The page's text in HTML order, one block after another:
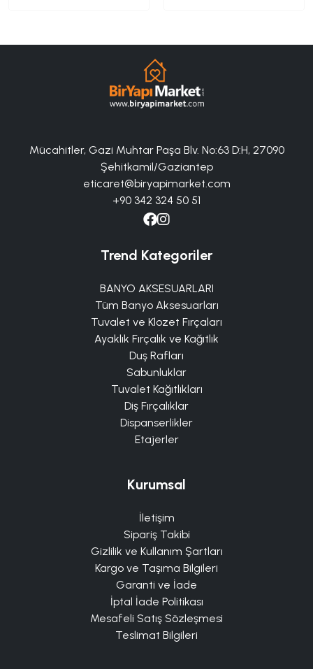
Mücahitler, Gazi Muhtar Paşa Blv. No:63 D:H, 27090
Şehitkamil/Gaziantep
eticaret@biryapimarket.com
+90 342 324 50 51
Trend Kategoriler
BANYO AKSESUARLARI
Tüm Banyo Aksesuarları
Tuvalet ve Klozet Fırçaları
Ayaklık Fırçalık ve Kağıtlık
Duş Rafları
Sabunluklar
Tuvalet Kağıtlıkları
Diş Fırçalıklar
Dispanserlikler
Etajerler
Kurumsal
İletişim
Sipariş Takibi
Gizlilik ve Kullanım Şartları
Kargo ve Taşıma Bilgileri
Garanti ve İade
İptal İade Politikası
Mesafeli Satış Sözleşmesi
Teslimat Bilgileri